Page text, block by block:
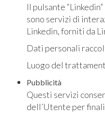
Il pulsante
sono servizi di
Linkedin, forniti da
Dati personali
Luogo del
Pubblicità
Questi servizi
dell’Utente per